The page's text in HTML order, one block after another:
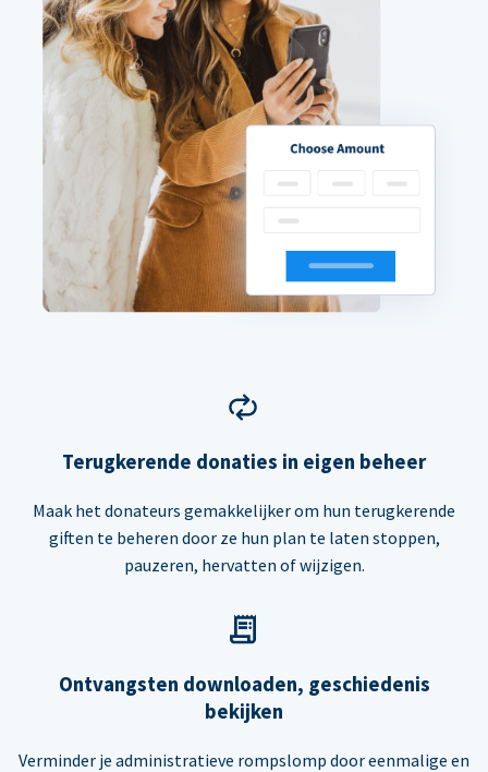
Terugkerende donaties in eigen beheer
Maak het donateurs gemakkelijker om hun terugkerende
giften te beheren door ze hun plan te laten stoppen,
pauzeren, hervatten of wijzigen.
Ontvangsten downloaden, geschiedenis
bekijken
Verminder je administratieve rompslomp door eenmalige en